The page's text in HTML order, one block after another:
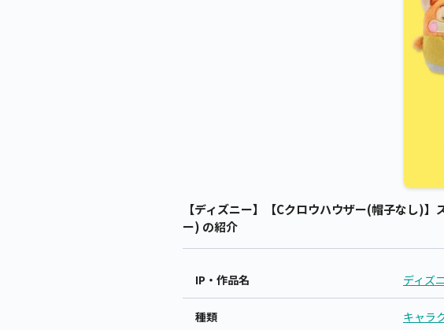
【ディズニー】【Cクロウハウザー(帽子なし)
ー) の紹介
IP・作品名 ディズ
種類 キャラ